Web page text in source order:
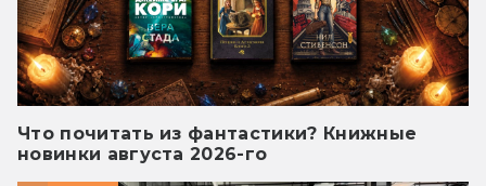
Что почитать из фантастики? Книжные
новинки августа 2026-го